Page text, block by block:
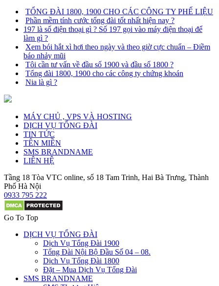
TỔNG ĐÀI 1800, 1900 CHO CÁC CÔNG TY PHẾ LIỆU
Phần mềm tính cước tổng đài tốt nhất hiện nay ?
197 là số điện thoại gì ? Số 197 gọi vào máy điện thoại để
làm gì ?
Xem bói hắt xì hơi theo ngày và theo giờ cực chuẩn – Điềm
báo nhảy mũi
Tôi cần tư vấn về đầu số 1900 và đầu số 1800 ?
Tổng đài 1800, 1900 cho các công ty chứng khoán
Nia là gì ?
MÁY CHỦ , VPS VÀ HOSTING
DỊCH VỤ TỔNG ĐÀI
TIN TỨC
TÊN MIỀN
SMS BRANDNAME
LIÊN HỆ
Tầng 18 Tòa VTC online, số 18 Tam Trinh, Hai Bà Trưng, Thành
Phố Hà Nội
0933 795 222
Go To Top
DỊCH VỤ TỔNG ĐÀI
Dịch Vụ Tổng Đài 1900
Tổng Đài Nội Bộ Đầu Số 04 – 08.
Dịch Vụ Tổng Đài 1800
Đặt – Mua Dịch Vụ Tổng Đài
SMS BRANDNAME